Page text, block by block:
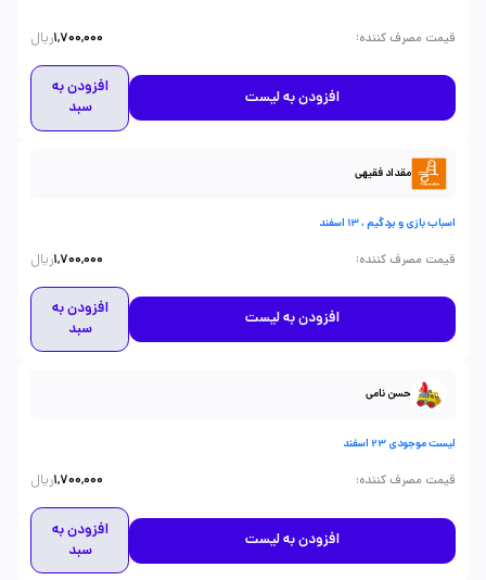
قیمت مصرف کننده:
1,700,000ریال
افزودن به لیست
افزودن به
سبد
مقداد فقیهی
اسباب بازی و بردگیم ، 13 اسفند
قیمت مصرف کننده:
1,700,000ریال
افزودن به لیست
افزودن به
سبد
حسن نامی
لیست موجودی 23 اسفند
قیمت مصرف کننده:
1,700,000ریال
افزودن به لیست
افزودن به
سبد